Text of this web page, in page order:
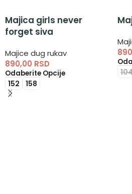
Majica girls never
forget siva
Majice dug rukav
890,00 RSD
Odaberite Opcije
152 158